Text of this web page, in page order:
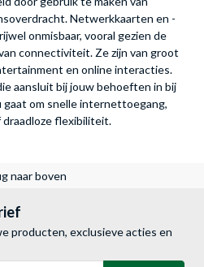
Netwerkkaarten en -
onmisbaar, vooral gezien de
connectiviteit. Ze zijn van groot
en online interacties.
aansluit bij jouw behoeften in bij
gaat om snelle internettoegang,
flexibiliteit.
naar boven
producten, exclusieve acties en